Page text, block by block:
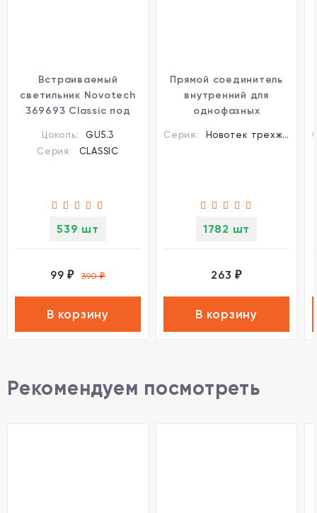
Встраиваемый
светильник Novotech
369693 Classic под
Цоколь:
GU5.3
Серия:
CLASSIC
539 шт
99₽ 390₽
В корзину
Прямой соединитель
внутренний для
однофазных
шинопроводов
Серия: Новотек трехжильные шинопроводы и аксессуары
1782 шт
263 ₽
В корзину
Рекомендуем посмотреть